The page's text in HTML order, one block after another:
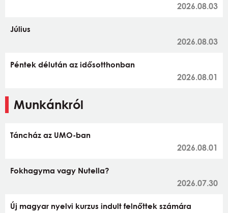
2026.08.03
Július
2026.08.03
Péntek délután az idősotthonban
2026.08.01
Munkánkról
Táncház az UMO-ban
2026.08.01
Fokhagyma vagy Nutella?
2026.07.30
Új magyar nyelvi kurzus indult felnőttek számára